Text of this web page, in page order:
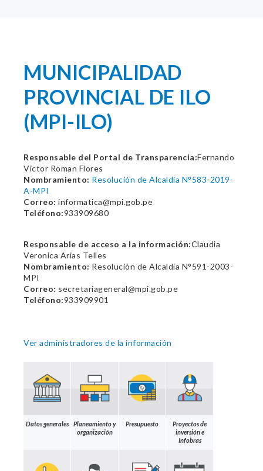
MUNICIPALIDAD
PROVINCIAL DE ILO
(MPI-ILO)
Responsable del Portal de Transparencia:Fernando
Victor Roman Flores
Nombramiento: Resolución de Alcaldía N°583-2019-
A-MPI
Correo: informatica@mpi.gob.pe
Teléfono:933909680
Responsable de acceso a la información:Claudia
Veronica Arias Telles
Nombramiento: Resolución de Alcaldía N°591-2003-
MPI
Correo: secretariageneral@mpi.gob.pe
Teléfono:933909901
Ver administradores de la información
Datos generales
Planeamiento y
organización
Presupuesto
Proyectos de
inversión e
Infobras